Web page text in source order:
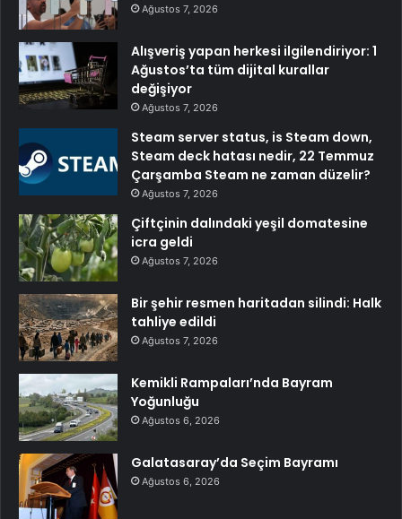
Ağustos 7, 2026
Alışveriş yapan herkesi ilgilendiriyor: 1
Ağustos’ta tüm dijital kurallar
değişiyor
Ağustos 7, 2026
Steam server status, is Steam down,
Steam deck hatası nedir, 22 Temmuz
Çarşamba Steam ne zaman düzelir?
Ağustos 7, 2026
Çiftçinin dalındaki yeşil domatesine
icra geldi
Ağustos 7, 2026
Bir şehir resmen haritadan silindi: Halk
tahliye edildi
Ağustos 7, 2026
Kemikli Rampaları’nda Bayram
Yoğunluğu
Ağustos 6, 2026
Galatasaray’da Seçim Bayramı
Ağustos 6, 2026